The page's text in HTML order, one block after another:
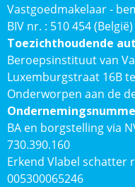
Vastgoedmakelaar -
BIV nr. : 510 454 (België)
Toezichthoudende
Beroepsinstituut van
Luxemburgstraat 16B
Onderworpen aan de
BA en borgstelling via
730.390.160
Erkend Vlabel schatter
005300065246